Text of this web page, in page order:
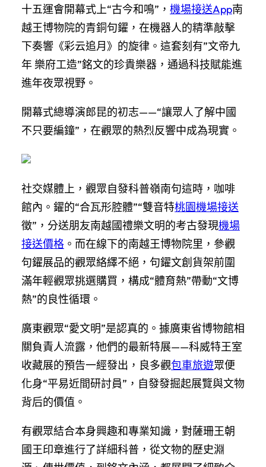
十五運會開幕式上“古今和鳴”， 機場接送App南
越王博物院的青銅句鑃，在機器人的精準敲擊
下奏響《彩云追月》的旋律。這套刻有”文帝九
年 樂府工造”銘文的珍貴樂器，通過科技賦能進
進年夜眾視野。
開幕式總導演郎昆的初志——“讓眾人了解中國
不只要編鐘”，在觀眾的熱烈反響中成為現實。
社交媒體上，觀眾自發科普嶺南句這時，咖啡
館內。鑃的“合瓦形腔體”“雙音特桃園機場接送
徵”，分送朋友南越國禮樂文明的考古發現機場
接送價格 。而在線下的南越王博物院里，參觀
句鑃展品的觀眾絡繹不絕，句鑃文創貨架前圍
滿年輕觀眾挑選購買，構成“體育熱”帶動“文博
熱”的良性循環。
廣東觀眾“愛文明”是認真的。據廣東省博物館相
關負責人流露，他們的最新特展——科威特王室
收藏展的預告一經發出，良多觀包車旅遊眾便
化身“平易近間研討員”，自發發掘起展覽與文物
背后的價值。
有觀眾結合本身興趣和專業知識，對薩珊王朝
國王印章進行了詳細科普，從文物的歷史淵